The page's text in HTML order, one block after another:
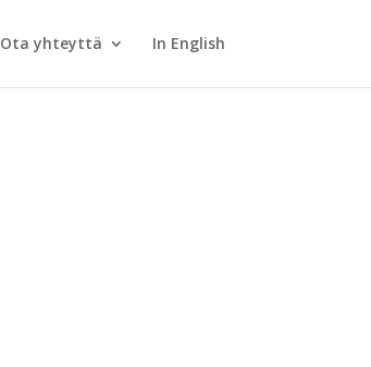
Ota yhteyttä In English